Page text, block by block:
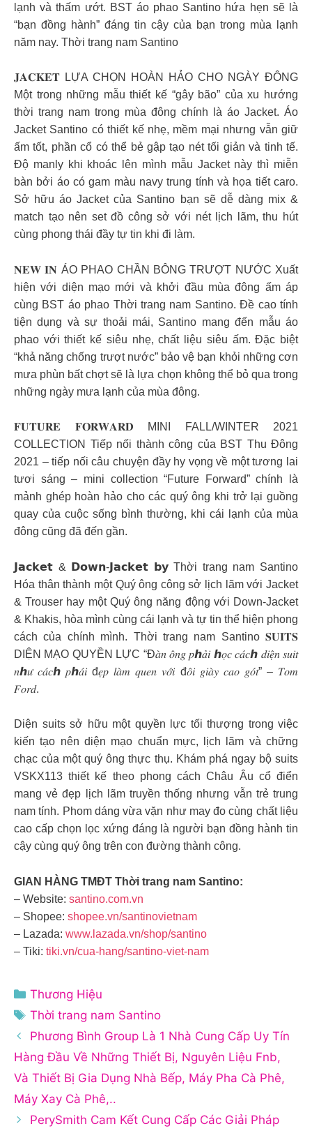
lạnh và thấm ướt. BST áo phao Santino hứa hẹn sẽ là
“bạn đồng hành” đáng tin cậy của bạn trong mùa lạnh
năm nay. Thời trang nam Santino
𝐉𝐀𝐂𝐊𝐄𝐓 LỰA CHỌN HOÀN HẢO CHO NGÀY ĐÔNG
Một trong những mẫu thiết kế “gây bão” của xu hướng
thời trang nam trong mùa đông chính là áo Jacket. Áo
Jacket Santino có thiết kế nhẹ, mềm mại nhưng vẫn giữ
ấm tốt, phần cổ có thể bẻ gập tạo nét tối giản và tinh tế.
Độ manly khi khoác lên mình mẫu Jacket này thì miễn
bàn bởi áo có gam màu navy trung tính và họa tiết caro.
Sở hữu áo Jacket của Santino bạn sẽ dễ dàng mix &
match tạo nên set đồ công sở với nét lịch lãm, thu hút
cùng phong thái đầy tự tin khi đi làm.
𝐍𝐄𝐖 𝐈𝐍 ÁO PHAO CHẦN BÔNG TRƯỢT NƯỚC Xuất
hiện với diện mạo mới và khởi đầu mùa đông ấm áp
cùng BST áo phao Thời trang nam Santino. Đề cao tính
tiện dụng và sự thoải mái, Santino mang đến mẫu áo
phao với thiết kế siêu nhẹ, chất liệu siêu ấm. Đặc biệt
“khả năng chống trượt nước” bảo vệ bạn khỏi những cơn
mưa phùn bất chợt sẽ là lựa chọn không thể bỏ qua trong
những ngày mưa lạnh của mùa đông.
𝐅𝐔𝐓𝐔𝐑𝐄 𝐅𝐎𝐑𝐖𝐀𝐑𝐃 MINI FALL/WINTER 2021
COLLECTION Tiếp nối thành công của BST Thu Đông
2021 – tiếp nối câu chuyện đầy hy vọng về một tương lai
tươi sáng – mini collection “Future Forward” chính là
mảnh ghép hoàn hảo cho các quý ông khi trở lại guồng
quay của cuộc sống bình thường, khi cái lạnh của mùa
đông cũng đã đến gần.
𝗝𝗮𝗰𝗸𝗲𝘁 & 𝗗𝗼𝘄𝗻-𝗝𝗮𝗰𝗸𝗲𝘁 𝗯𝘆 Thời trang nam Santino
Hóa thân thành một Quý ông công sở lịch lãm với Jacket
& Trouser hay một Quý ông năng động với Down-Jacket
& Khakis, hòa mình cùng cái lạnh và tự tin thể hiện phong
cách của chính mình. Thời trang nam Santino 𝐒𝐔𝐈𝐓𝐒
DIỆN MẠO QUYỀN LỰC “Đ𝑎̀𝑛 𝑜̂𝑛𝑔 𝑝ℎ𝑎̉𝑖 ℎ𝑜̣𝑐 𝑐𝑎́𝑐ℎ 𝑑𝑖𝑒̣̂𝑛 𝑠𝑢𝑖𝑡
𝑛ℎ𝑢̛ 𝑐𝑎́𝑐ℎ 𝑝ℎ𝑎́𝑖 đ𝑒̣𝑝 𝑙𝑎̀𝑚 𝑞𝑢𝑒𝑛 𝑣𝑜̛́𝑖 đ𝑜̂𝑖 𝑔𝑖𝑎̀𝑦 𝑐𝑎𝑜 𝑔𝑜́𝑡” – 𝑇𝑜𝑚
𝐹𝑜𝑟𝑑.
Diện suits sở hữu một quyền lực tối thượng trong việc
kiến tạo nên diện mạo chuẩn mực, lịch lãm và chững
chạc của một quý ông thực thụ. Khám phá ngay bộ suits
VSKX113 thiết kế theo phong cách Châu Âu cổ điển
mang vẻ đẹp lịch lãm truyền thống nhưng vẫn trẻ trung
nam tính. Phom dáng vừa vặn như may đo cùng chất liệu
cao cấp chọn lọc xứng đáng là người bạn đồng hành tin
cậy cùng quý ông trên con đường thành công.
GIAN HÀNG TMĐT Thời trang nam Santino:
– Website: santino.com.vn
– Shopee: shopee.vn/santinovietnam
– Lazada: www.lazada.vn/shop/santino
– Tiki: tiki.vn/cua-hang/santino-viet-nam
Danh
mục
Thương Hiệu
Thẻ
Thời trang nam Santino
Phương Bình Group Là 1 Nhà Cung Cấp Uy Tín
Hàng Đầu Về Những Thiết Bị, Nguyên Liệu Fnb,
Và Thiết Bị Gia Dụng Nhà Bếp, Máy Pha Cà Phê,
Máy Xay Cà Phê,..
PerySmith Cam Kết Cung Cấp Các Giải Pháp